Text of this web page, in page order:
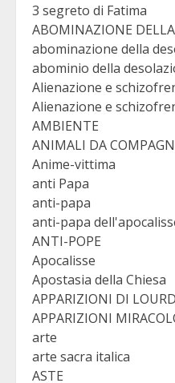
3 segreto di Fatima
ABOMINAZIONE
abominazione della
abominio della
Alienazione e
Alienazione e
AMBIENTE
ANIMALI DA
Anime-vittima
anti Papa
anti-papa
anti-papa
ANTI-POPE
Apocalisse
Apostasia della Chiesa
APPARIZIONI DI
APPARIZIONI
arte
arte sacra italica
ASTE